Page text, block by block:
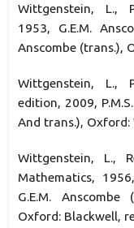
Wittgenstein, L.,
1953, G.E.M.
Anscombe (trans.),
Wittgenstein, L.,
edition, 2009,
And trans.), Oxford:
Wittgenstein, L.,
Mathematics,
G.E.M. Anscombe
Oxford: Blackwell,